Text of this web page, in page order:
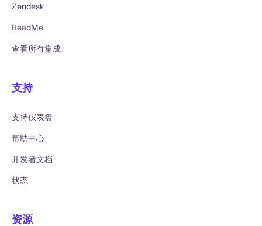
Zendesk
ReadMe
查看所有集成
支持
支持仪表盘
帮助中心
开发者文档
状态
资源